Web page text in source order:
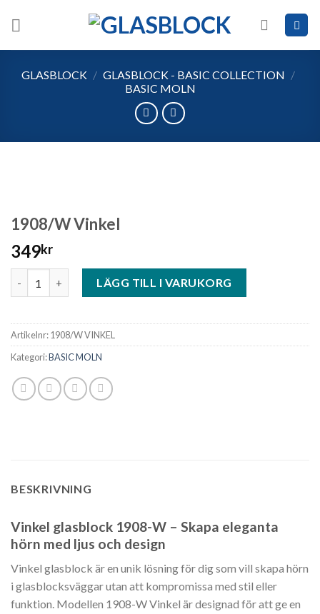
GLASBLOCK / GLASBLOCK - BASIC COLLECTION /
BASIC MOLN
1908/W Vinkel
349kr
1908/W Vinkel mängdLÄGG TILL I VARUKORG
Artikelnr:1908/W VINKEL
Kategori:BASIC MOLN
BESKRIVNING
Vinkel glasblock 1908-W – Skapa eleganta
hörn med ljus och design
Vinkel glasblock är en unik lösning för dig som vill skapa hörn
i glasblocksväggar utan att kompromissa med stil eller
funktion. Modellen 1908-W Vinkel är designad för att ge en